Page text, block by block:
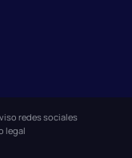
redes sociales
legal